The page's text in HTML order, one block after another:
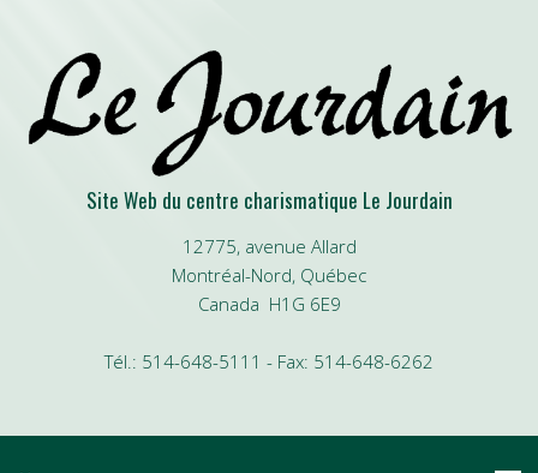
Site Web du centre charismatique Le Jourdain
12775, avenue Allard
Montréal-Nord, Québec
Canada H1G 6E9
Tél.: 514-648-5111 - Fax: 514-648-6262